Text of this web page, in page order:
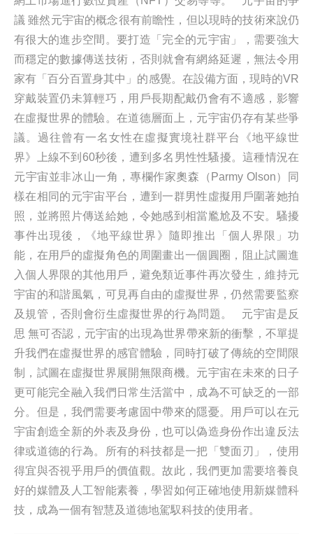
議 雖然元宇宙的概念很有前瞻性，但以現時的技術來說仍
有很大的進步空間。要打造「完全的元宇宙」，需要強大
而穩定的數據傳送技術，否則就會有網絡延遲，無法令用
家有「百分百置身其中」的感覺。在設備方面，現時的VR
穿戴裝置仍未算輕巧，用戶長期配戴仍會有不適感，影響
在虛擬世界的體驗。在道德層面上，元宇宙仍存有某些爭
議。過往曾有一名女性在虛擬實境社群平台《地平線世
界》上線不到60秒後，遭到多名男性性騷擾。這種情況在
元宇宙並非冰山一角，專欄作家奧森（Parmy Olson）同
樣在相同的元宇宙平台，遭到一群男性虛擬用戶圍著她拍
照，並將照片傳送給她，令她感到相當尷尬及不安。騷擾
事件出現後，《地平線世界》隨即推出「個人界限」功
能，在用戶的虛擬角色的周圍畫出一個圓圈，阻止試圖進
入個人界限的其他用戶，避免類近事件再次發生，維持元
宇宙的和諧風氣，可見再自由的虛擬世界，仍然需要監察
及規管，否則會衍生虛擬世界的行為問題。 元宇宙是反
思 無可否認，元宇宙的出現為世界帶來新的衝擊，不單提
升我們在虛擬世界的感官體驗，同時打破了傳統的空間限
制，試圖在虛擬世界展開無限商機。元宇宙在未來的日子
更可能完全融入我們日常生活當中，成為不可缺乏的一部
分。但是，我們需要考慮固中帶來的隱憂。用戶可以在元
宇宙創造全新的外表及身份，也可以偽造身份作出違反法
律或道德的行為。所有的科技都是一把「雙面刃」，使用
得宜與否視乎用戶的價值觀。故此，我們更加需要培養良
好的媒體及人工智能素養，學習如何正確地使用新媒體科
技，成為一個有智慧及道德地駕馭科技的使用者。